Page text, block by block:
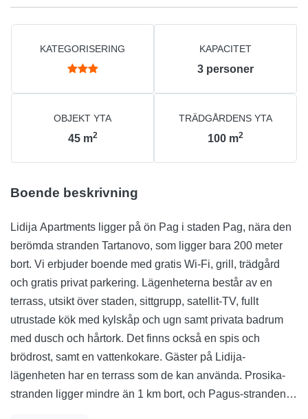
KATEGORISERING KAPACITET
3 personer
OBJEKT YTA
45 m2
TRÄDGÅRDENS YTA
100 m2
Boende beskrivning
Lidija Apartments ligger på ön Pag i staden Pag, nära den
berömda stranden Tartanovo, som ligger bara 200 meter
bort. Vi erbjuder boende med gratis Wi-Fi, grill, trädgård
och gratis privat parkering. Lägenheterna består av en
terrass, utsikt över staden, sittgrupp, satellit-TV, fullt
utrustade kök med kylskåp och ugn samt privata badrum
med dusch och hårtork. Det finns också en spis och
brödrost, samt en vattenkokare. Gäster på Lidija-
lägenheten har en terrass som de kan använda. Prosika-
stranden ligger mindre än 1 km bort, och Pagus-stranden